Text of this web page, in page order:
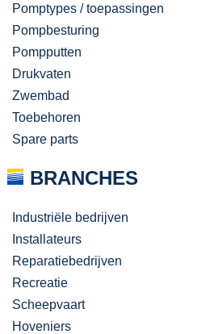
Pomptypes / toepassingen
Pompbesturing
Pompputten
Drukvaten
Zwembad
Toebehoren
Spare parts
BRANCHES
Industriële bedrijven
Installateurs
Reparatiebedrijven
Recreatie
Scheepvaart
Hoveniers